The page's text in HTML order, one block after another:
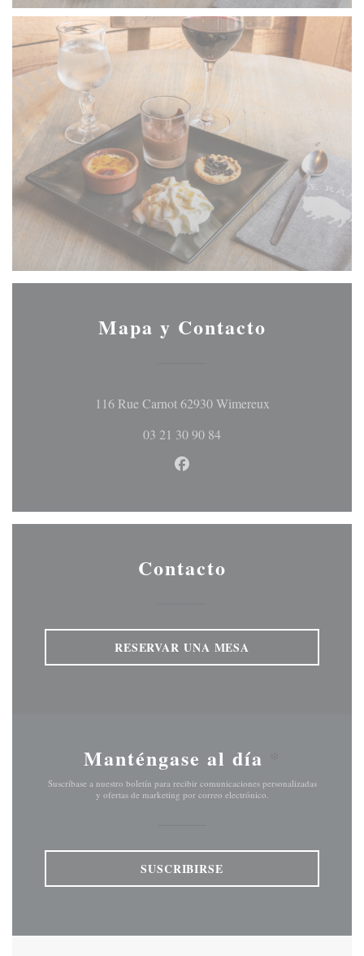
Mapa y Contacto
116 Rue Carnot 62930 Wimereux((abre en una
03 21 30 90 84
Facebook ((abre en una nueva
Contacto
RESERVAR UNA MESA
Manténgase al día
Suscríbase a nuestro boletín para recibir comunicaciones personalizadas
y ofertas de marketing por correo electrónico.
SUSCRIBIRSE